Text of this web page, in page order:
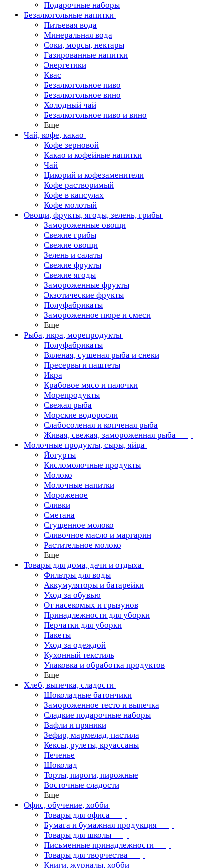
Подарочные наборы
Безалкогольные напитки
Питьевая вода
Минеральная вода
Соки, морсы, нектары
Газированные напитки
Энергетики
Квас
Безалкогольное пиво
Безалкогольное вино
Холодный чай
Безалкогольное пиво и вино
Еще
Чай, кофе, какао
Кофе зерновой
Какао и кофейные напитки
Чай
Цикорий и кофезаменители
Кофе растворимый
Кофе в капсулах
Кофе молотый
Овощи, фрукты, ягоды, зелень, грибы
Замороженные овощи
Свежие грибы
Свежие овощи
Зелень и салаты
Свежие фрукты
Свежие ягоды
Замороженные фрукты
Экзотические фрукты
Полуфабрикаты
Замороженное пюре и смеси
Еще
Рыба, икра, морепродукты
Полуфабрикаты
Вяленая, сушеная рыба и снеки
Пресервы и паштеты
Икра
Крабовое мясо и палочки
Морепродукты
Свежая рыба
Морские водоросли
Слабосоленая и копченая рыба
Живая, свежая, замороженная рыба
Молочные продукты, сыры, яйца
Йогурты
Кисломолочные продукты
Молоко
Молочные напитки
Мороженое
Сливки
Сметана
Сгущенное молоко
Сливочное масло и маргарин
Растительное молоко
Еще
Товары для дома, дачи и отдыха
Фильтры для воды
Аккумуляторы и батарейки
Уход за обувью
От насекомых и грызунов
Принадлежности для уборки
Перчатки для уборки
Пакеты
Уход за одеждой
Кухонный текстиль
Упаковка и обработка продуктов
Еще
Хлеб, выпечка, сладости
Шоколадные батончики
Замороженное тесто и выпечка
Сладкие подарочные наборы
Вафли и пряники
Зефир, мармелад, пастила
Кексы, рулеты, круассаны
Печенье
Шоколад
Торты, пироги, пирожные
Восточные сладости
Еще
Офис, обучение, хобби
Товары для офиса
Бумага и бумажная продукция
Товары для школы
Письменные принадлежности
Товары для творчества
Книги, журналы, хобби